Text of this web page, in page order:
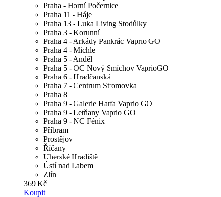
Praha - Horní Počernice
Praha 11 - Háje
Praha 13 - Luka Living Stodůlky
Praha 3 - Korunní
Praha 4 - Arkády Pankrác Vaprio GO
Praha 4 - Michle
Praha 5 - Anděl
Praha 5 - OC Nový Smíchov VaprioGO
Praha 6 - Hradčanská
Praha 7 - Centrum Stromovka
Praha 8
Praha 9 - Galerie Harfa Vaprio GO
Praha 9 - Letňany Vaprio GO
Praha 9 - NC Fénix
Příbram
Prostějov
Říčany
Uherské Hradiště
Ústí nad Labem
Zlín
369 Kč
Koupit